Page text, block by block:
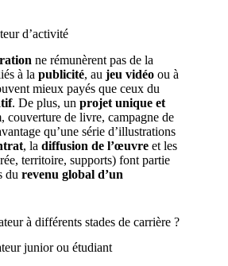
d’activité
ne rémunèrent pas de la
à la publicité, au jeu vidéo ou à
mieux payés que ceux du
. De plus, un projet unique et
couverture de livre, campagne de
qu’une série d’illustrations
, la diffusion de l’œuvre et les
territoire, supports) font partie
du revenu global d’un
à différents stades de carrière ?
junior ou étudiant